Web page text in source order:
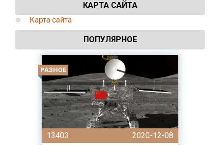
КАРТА САЙТА
Карта сайта
ПОПУЛЯРНОЕ
РАЗНОЕ
13403
2020-12-08